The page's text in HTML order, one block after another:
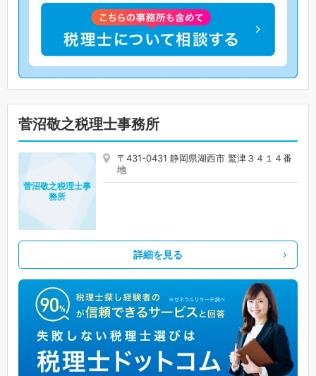
菅沼敬之税理士事務所
〒431-0431 静岡県湖西市 鷲津３４１４番
地
菅沼敬之税理士事
務所
詳細を見る